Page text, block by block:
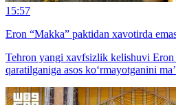
15:57
Eron “Makka” paktidan xavotirda
Tehron yangi xavfsizlik kelishuvi Eron
qaratilganiga asos ko‘rmayotganini